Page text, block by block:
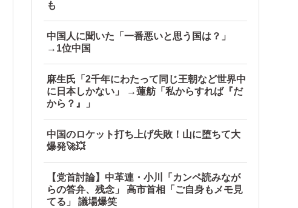
も
中国人に聞いた「一番悪いと思う国は？」
→1位中国
麻生氏「2千年にわたって同じ王朝など世界中
に日本しかない」 →蓮舫「私からすれば『だ
から？』」
中国のロケット打ち上げ失敗！山に堕ちて大
爆発🚀💥
【党首討論】中革連・小川「カンペ読みなが
らの答弁、残念」 高市首相「ご自身もメモ見
てる」 議場爆笑